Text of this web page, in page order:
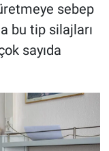
sebep
bu tip silajları
sayıda